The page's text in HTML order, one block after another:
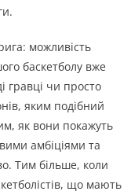
можливість
баскетболу вже
гравці чи просто
яким подібний
як вони покажуть
амбіціями та
Тим більше, коли
що мають